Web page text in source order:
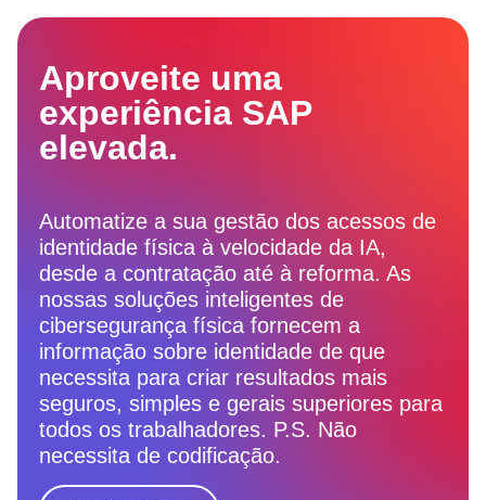
Aproveite uma
experiência SAP
elevada.
Automatize a sua gestão dos acessos de
identidade física à velocidade da IA,
desde a contratação até à reforma. As
nossas soluções inteligentes de
cibersegurança física fornecem a
informação sobre identidade de que
necessita para criar resultados mais
seguros, simples e gerais superiores para
todos os trabalhadores. P.S. Não
necessita de codificação.